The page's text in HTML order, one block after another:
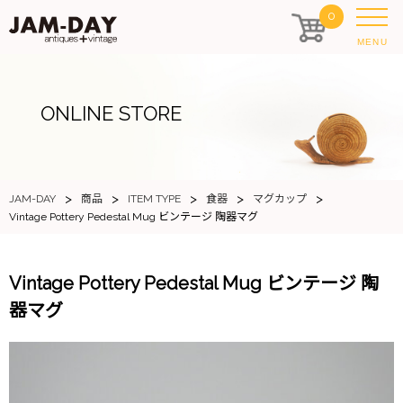
0
MENU
ONLINE STORE
JAM-DAY > 商品 > ITEM TYPE > 食器 > マグカップ >
Vintage Pottery Pedestal Mug ビンテージ 陶器マグ
Vintage Pottery Pedestal Mug ビンテージ 陶
器マグ